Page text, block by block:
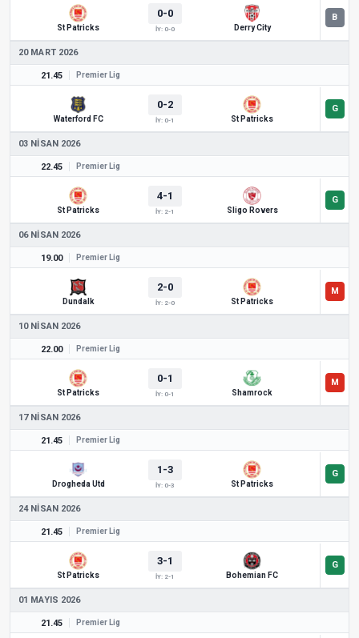
St Patricks
0-0
İY: 0-0 Derry City
20 MART 2026
21.45 Premier Lig
Waterford FC
0-2
İY: 0-1 St Patricks
03 NISAN 2026
22.45 Premier Lig
St Patricks
4-1
İY: 2-1 Sligo Rovers
06 NISAN 2026
19.00 Premier Lig
Dundalk
2-0
İY: 2-0 St Patricks
10 NISAN 2026
22.00 Premier Lig
St Patricks
0-1
İY: 0-1 Shamrock
17 NISAN 2026
21.45 Premier Lig
Drogheda Utd
1-3
İY: 0-3 St Patricks
24 NISAN 2026
21.45 Premier Lig
St Patricks
3-1
İY: 2-1 Bohemian FC
01 MAYIS 2026
21.45 Premier Lig